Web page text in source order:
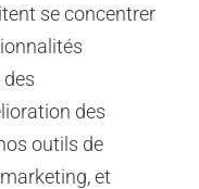
se concentrer
des
des
outils de
et